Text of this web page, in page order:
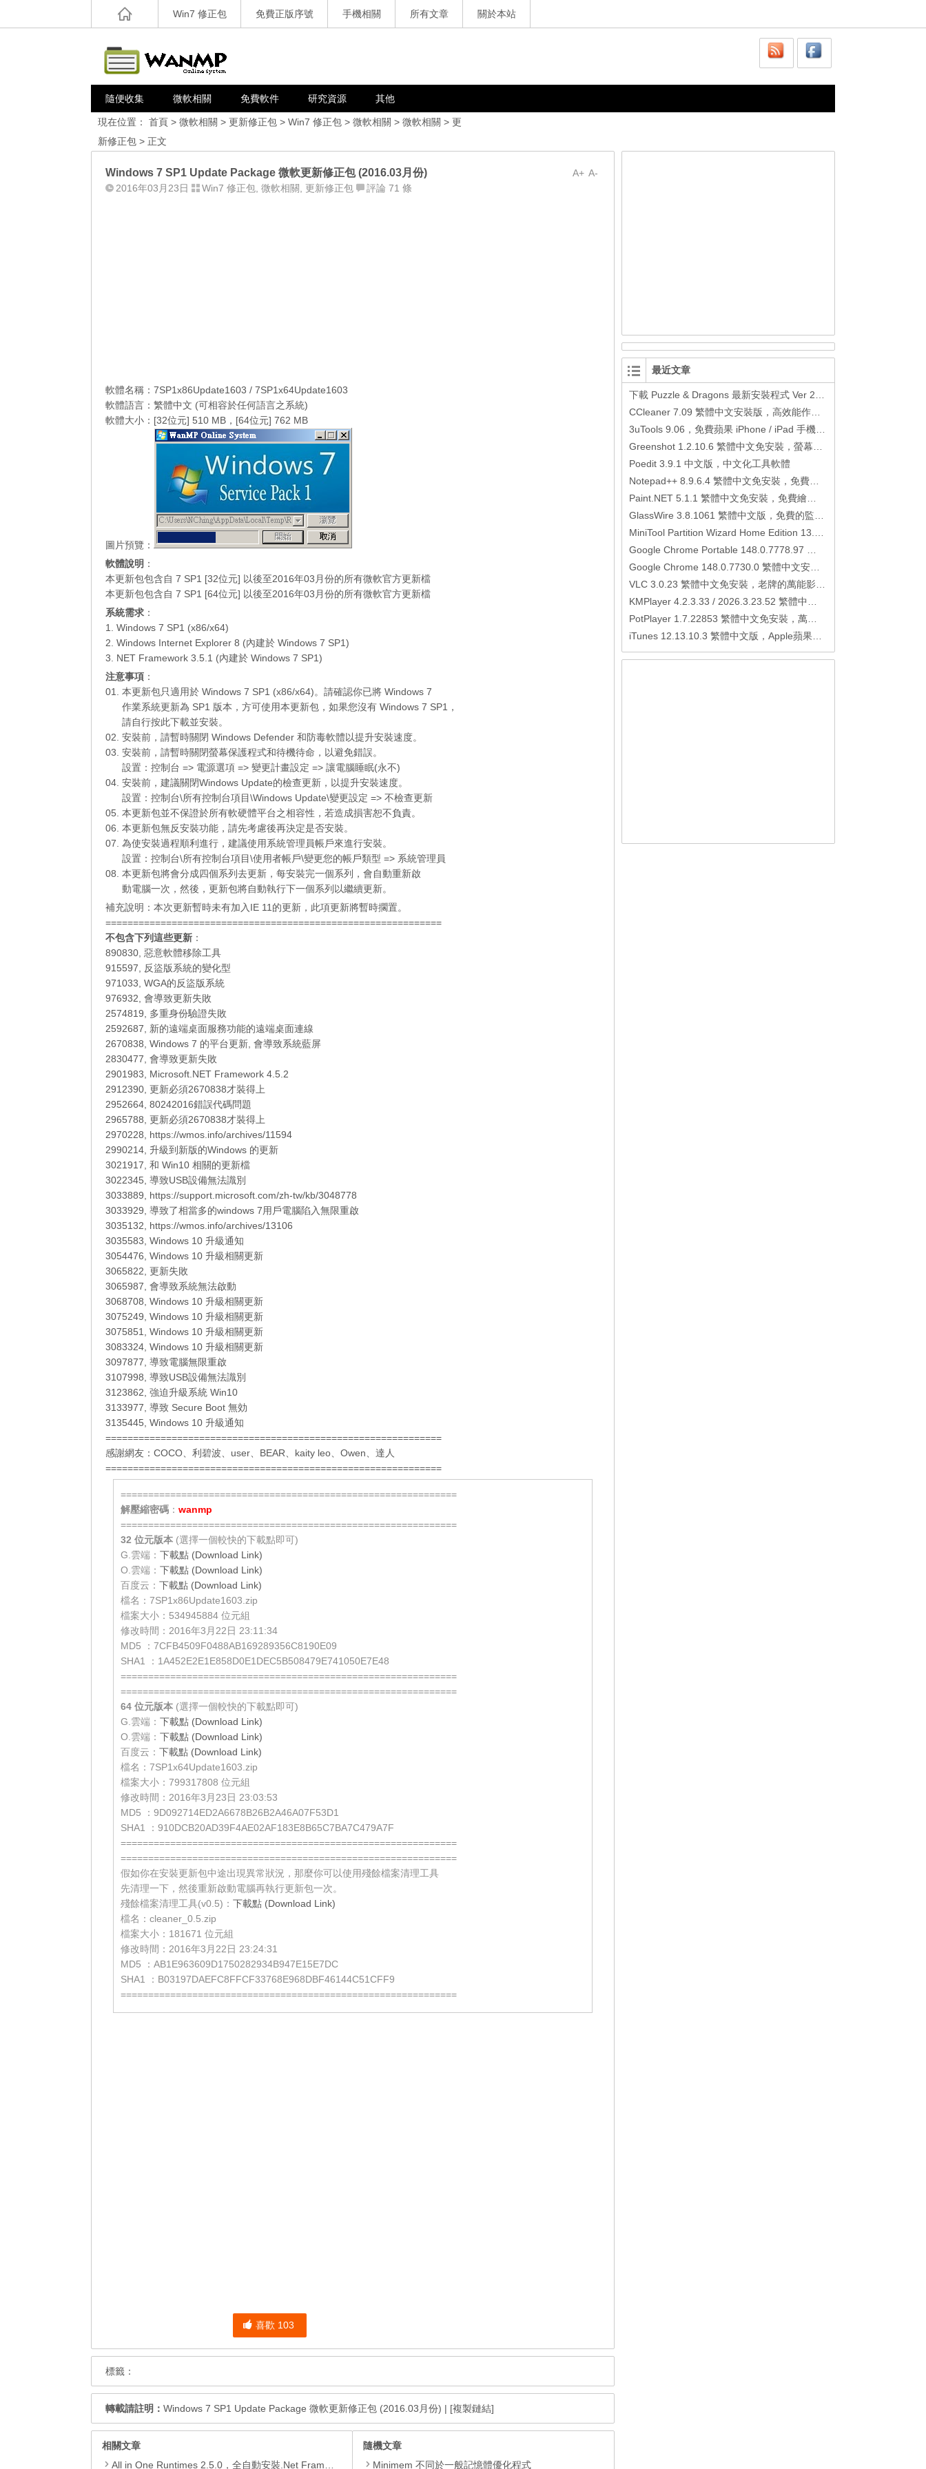
Win7 修正包 免費正版序號 手機相關 所有文章 關於本站
隨便收集 微軟相關 免費軟件 研究資源 其他
現在位置： 首頁 > 微軟相關 > 更新修正包 > Win7 修正包 > 微軟相關 > 微軟相關 > 更
新修正包 > 正文
A-
A+
Windows 7 SP1 Update Package 微軟更新修正包 (2016.03月份)
2016年03月23日 Win7 修正包 微軟相關 更新修正包 評論 71 條
軟體名稱：7SP1x86Update1603 / 7SP1x64Update1603
軟體語言：繁體中文 (可相容於任何語言之系統)
軟體大小：[32位元] 510 MB，[64位元] 762 MB
圖片預覽：
軟體說明 ：
本更新包包含自 7 SP1 [32位元] 以後至2016年03月份的所有微軟官方更新檔
本更新包包含自 7 SP1 [64位元] 以後至2016年03月份的所有微軟官方更新檔
系統需求 ：
1. Windows 7 SP1 (x86/x64)
2. Windows Internet Explorer 8 (內建於 Windows 7 SP1)
3. NET Framework 3.5.1 (內建於 Windows 7 SP1)
注意事項 ：
01. 本更新包只適用於 Windows 7 SP1 (x86/x64)。請確認你已將 Windows 7
作業系統更新為 SP1 版本，方可使用本更新包，如果您沒有 Windows 7 SP1 ，
請自行按此下載並安裝。
02. 安裝前，請暫時關閉 Windows Defender 和防毒軟體以提升安裝速度。
03. 安裝前，請暫時關閉螢幕保護程式和待機待命，以避免錯誤。
設置：控制台 => 電源選項 => 變更計畫設定 => 讓電腦睡眠(永不)
04. 安裝前，建議關閉Windows Update的檢查更新，以提升安裝速度。
設置：控制台\所有控制台項目\Windows Update\變更設定 => 不檢查更新
05. 本更新包並不保證於所有軟硬體平台之相容性，若造成損害恕不負責。
06. 本更新包無反安裝功能，請先考慮後再決定是否安裝。
07. 為使安裝過程順利進行，建議使用系統管理員帳戶來進行安裝。
設置：控制台\所有控制台項目\使用者帳戶\變更您的帳戶類型 => 系統管理員
08. 本更新包將會分成四個系列去更新，每安裝完一個系列，會自動重新啟
動電腦一次，然後，更新包將自動執行下一個系列以繼續更新。
補充說明：本次更新暫時未有加入IE 11的更新，此項更新將暫時擱置。
=============================================================
不包含下列這些更新 ：
890830, 惡意軟體移除工具
915597, 反盜版系統的變化型
971033, WGA的反盜版系統
976932, 會導致更新失敗
2574819, 多重身份驗證失敗
2592687, 新的遠端桌面服務功能的遠端桌面連線
2670838, Windows 7 的平台更新, 會導致系統藍屏
2830477, 會導致更新失敗
2901983, Microsoft.NET Framework 4.5.2
2912390, 更新必須2670838才裝得上
2952664, 80242016錯誤代碼問題
2965788, 更新必須2670838才裝得上
2970228, https://wmos.info/archives/11594
2990214, 升級到新版的Windows 的更新
3021917, 和 Win10 相關的更新檔
3022345, 導致USB設備無法識別
3033889, https://support.microsoft.com/zh-tw/kb/3048778
3033929, 導致了相當多的windows 7用戶電腦陷入無限重啟
3035132, https://wmos.info/archives/13106
3035583, Windows 10 升級通知
3054476, Windows 10 升級相關更新
3065822, 更新失敗
3065987, 會導致系統無法啟動
3068708, Windows 10 升級相關更新
3075249, Windows 10 升級相關更新
3075851, Windows 10 升級相關更新
3083324, Windows 10 升級相關更新
3097877, 導致電腦無限重啟
3107998, 導致USB設備無法識別
3123862, 強迫升級系統 Win10
3133977, 導致 Secure Boot 無効
3135445, Windows 10 升級通知
=============================================================
感謝網友： COCO 利碧波 user BEAR kaity leo Owen
達人
=============================================================
=============================================================
解壓縮密碼： wanmp
=============================================================
32 位元版本(選擇一個較快的下載點即可)
G.雲端： 下載點 (Download Link)
O.雲端： 下載點 (Download Link)
百度云： 下載點 (Download Link)
檔名：7SP1x86Update1603.zip
檔案大小：534945884 位元組
修改時間：2016年3月22日 23:11:34
MD5 ：7CFB4509F0488AB169289356C8190E09
SHA1 ：1A452E2E1E858D0E1DEC5B508479E741050E7E48
=============================================================
=============================================================
64 位元版本(選擇一個較快的下載點即可)
G.雲端： 下載點 (Download Link)
O.雲端： 下載點 (Download Link)
百度云： 下載點 (Download Link)
檔名：7SP1x64Update1603.zip
檔案大小：799317808 位元組
修改時間：2016年3月23日 23:03:53
MD5 ：9D092714ED2A6678B26B2A46A07F53D1
SHA1 ：910DCB20AD39F4AE02AF183E8B65C7BA7C479A7F
=============================================================
=============================================================
假如你在安裝更新包中途出現異常狀況，那麼你可以使用殘餘檔案清理工具
先清理一下，然後重新啟動電腦再執行更新包一次。
殘餘檔案清理工具(v0.5)： 下載點 (Download Link)
檔名：cleaner_0.5.zip
檔案大小：181671 位元組
修改時間：2016年3月22日 23:24:31
MD5 ：AB1E963609D1750282934B947E15E7DC
SHA1 ：B03197DAEFC8FFCF33768E968DBF46144C51CFF9
=============================================================
喜歡 103
標籤：
轉載請註明： Windows 7 SP1 Update Package 微軟更新修正包 (2016.03月份) | [複製鏈結]
相關文章
All in One Runtimes 2.5.0，全自動安裝.Net Framework、Visual C++、DirectX、Flash Player、JRE
隨機文章
Minimem 不同於一般記憶體優化程式
最近文章
Poedit 3.9.1 中文版，中文化工具軟體